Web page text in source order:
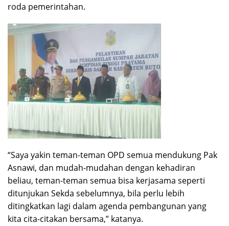
roda pemerintahan.
“Saya yakin teman-teman OPD semua mendukung Pak
Asnawi, dan mudah-mudahan dengan kehadiran
beliau, teman-teman semua bisa kerjasama seperti
ditunjukan Sekda sebelumnya, bila perlu lebih
ditingkatkan lagi dalam agenda pembangunan yang
kita cita-citakan bersama,” katanya.